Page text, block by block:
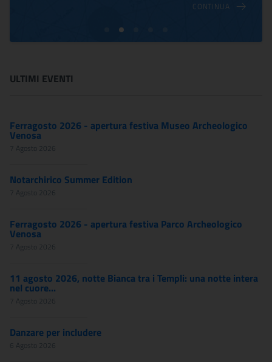
CONTINUA
ULTIMI EVENTI
Ferragosto 2026 - apertura festiva Museo Archeologico
Venosa
7 Agosto 2026
Notarchirico Summer Edition
7 Agosto 2026
Ferragosto 2026 - apertura festiva Parco Archeologico
Venosa
7 Agosto 2026
11 agosto 2026, notte Bianca tra i Templi: una notte intera
nel cuore...
7 Agosto 2026
Danzare per includere
6 Agosto 2026